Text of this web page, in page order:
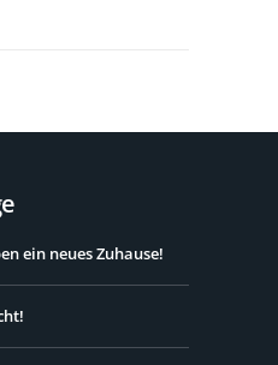
ein neues Zuhause!